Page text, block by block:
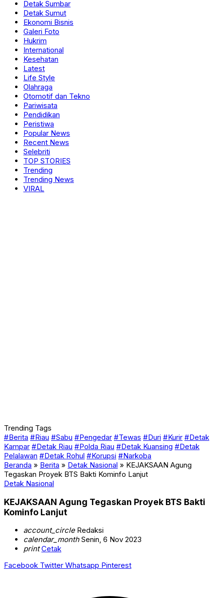
Detak Sumbar
Detak Sumut
Ekonomi Bisnis
Galeri Foto
Hukrim
International
Kesehatan
Latest
Life Style
Olahraga
Otomotif dan Tekno
Pariwisata
Pendidikan
Peristiwa
Popular News
Recent News
Selebriti
TOP STORIES
Trending
Trending News
VIRAL
Trending Tags
#Berita #Riau #Sabu #Pengedar #Tewas #Duri #Kurir #Detak
Kampar #Detak Riau #Polda Riau #Detak Kuansing #Detak
Pelalawan #Detak Rohul #Korupsi #Narkoba
Beranda » Berita » Detak Nasional » KEJAKSAAN Agung
Tegaskan Proyek BTS Bakti Kominfo Lanjut
Detak Nasional
KEJAKSAAN Agung Tegaskan Proyek BTS Bakti
Kominfo Lanjut
account_circleRedaksi
calendar_monthSenin, 6 Nov 2023
print Cetak
Facebook Twitter Whatsapp Pinterest